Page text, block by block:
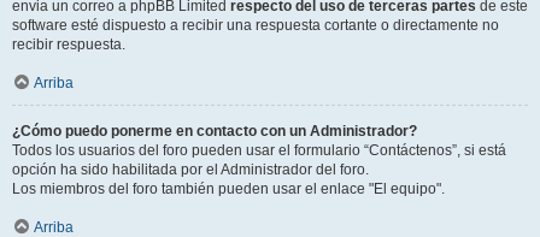
envia un correo a phpBB Limited respecto del uso de terceras partes de este
software esté dispuesto a recibir una respuesta cortante o directamente no
recibir respuesta.
Arriba
¿Cómo puedo ponerme en contacto con un Administrador?
Todos los usuarios del foro pueden usar el formulario “Contáctenos”, si está
opción ha sido habilitada por el Administrador del foro.
Los miembros del foro también pueden usar el enlace "El equipo".
Arriba